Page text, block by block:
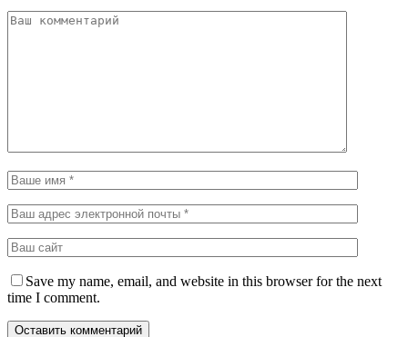
Save my name, email, and website in this browser for the next
time I comment.